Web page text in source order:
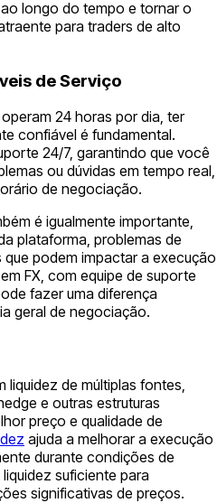
longo do tempo e tornar o
para traders de alto
de Serviço
24 horas por dia, ter
confiável é fundamental.
24/7, garantindo que você
ou dúvidas em tempo real,
de negociação.
é igualmente importante,
plataforma, problemas de
podem impactar a execução
FX, com equipe de suporte
fazer uma diferença
geral de negociação.
de múltiplas fontes,
e outras estruturas
preço e qualidade de
ajuda a melhorar a execução
durante condições de
suficiente para
significativas de preços.